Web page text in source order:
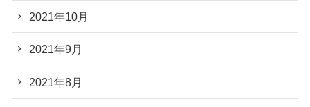
2021年10月
2021年9月
2021年8月